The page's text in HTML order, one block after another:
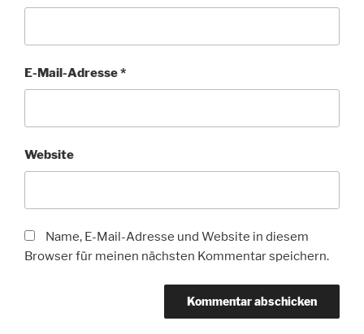
E-Mail-Adresse*
Website
Name, E-Mail-Adresse und Website in diesem
Browser für meinen nächsten Kommentar speichern.